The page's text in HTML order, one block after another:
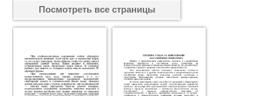
Посмотреть все страницы